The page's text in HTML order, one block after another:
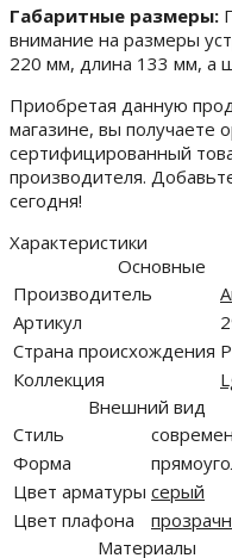
Габаритные размеры:
внимание на размеры
220 мм, длина 133 мм, а
Приобретая данную
магазине, вы получаете
сертифицированный
производителя.
сегодня!
Характеристики
Основные
Производитель
Артикул
Страна происхождения
Коллекция
Внешний вид
Стиль
Форма
Цвет арматуры серый
Цвет плафона
Материалы